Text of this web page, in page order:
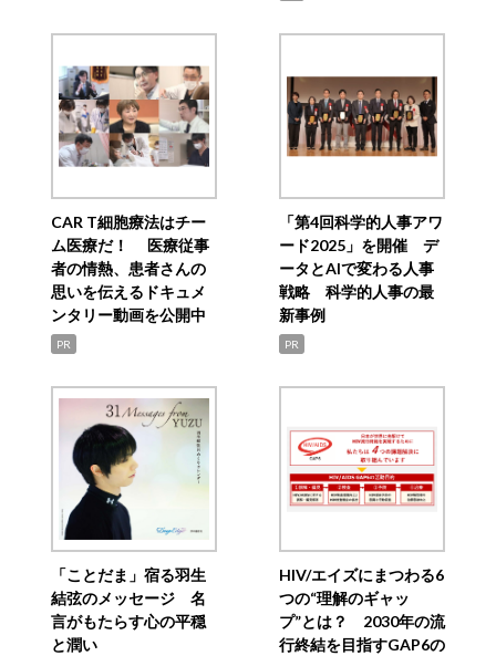
CAR T細胞療法はチー
ム医療だ！ 医療従事
者の情熱、患者さんの
思いを伝えるドキュメ
ンタリー動画を公開中
PR
「第4回科学的人事アワ
ード2025」を開催 デ
ータとAIで変わる人事
戦略 科学的人事の最
新事例
PR
「ことだま」宿る羽生
結弦のメッセージ 名
言がもたらす心の平穏
と潤い
HIV/エイズにまつわる6
つの“理解のギャッ
プ”とは？ 2030年の流
行終結を目指すGAP6の